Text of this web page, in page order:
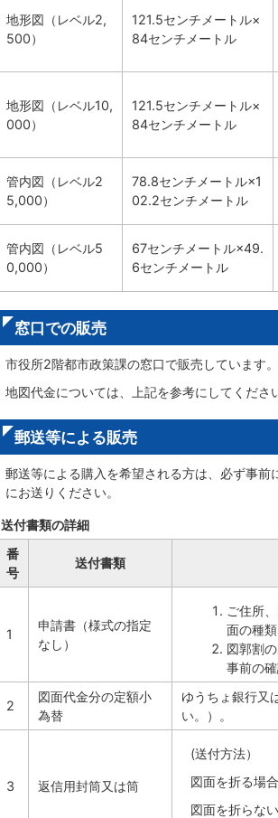
地形図（レベル2,
500）
121.5センチメートル×
84センチメートル
地形図（レベル10,
000）
121.5センチメートル×
84センチメートル
管内図（レベル2
5,000）
78.8センチメートル×1
02.2センチメートル
管内図（レベル5
0,000）
67センチメートル×49.
6センチメートル
窓口での販売
市役所2階都市政策課の窓口で販売しています。
地図代金については、上記を参考にしてくださ
郵送等による販売
郵送等による購入を希望される方は、必ず事
にお送りください。
送付書類の詳細
番
号
送付書類
1
申請書（様式の指定
なし）
ご住所
面の種
図郭割
事前の確
2
図面代金分の定額小
為替
ゆうちょ銀行又
い。）。
3 返信用封筒又は筒
(送付方法）
図面を折る場
図面を折らな